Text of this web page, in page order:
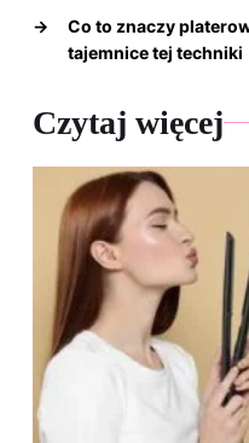
→
Co to znaczy
tajemnice tej techniki
Czytaj więcej